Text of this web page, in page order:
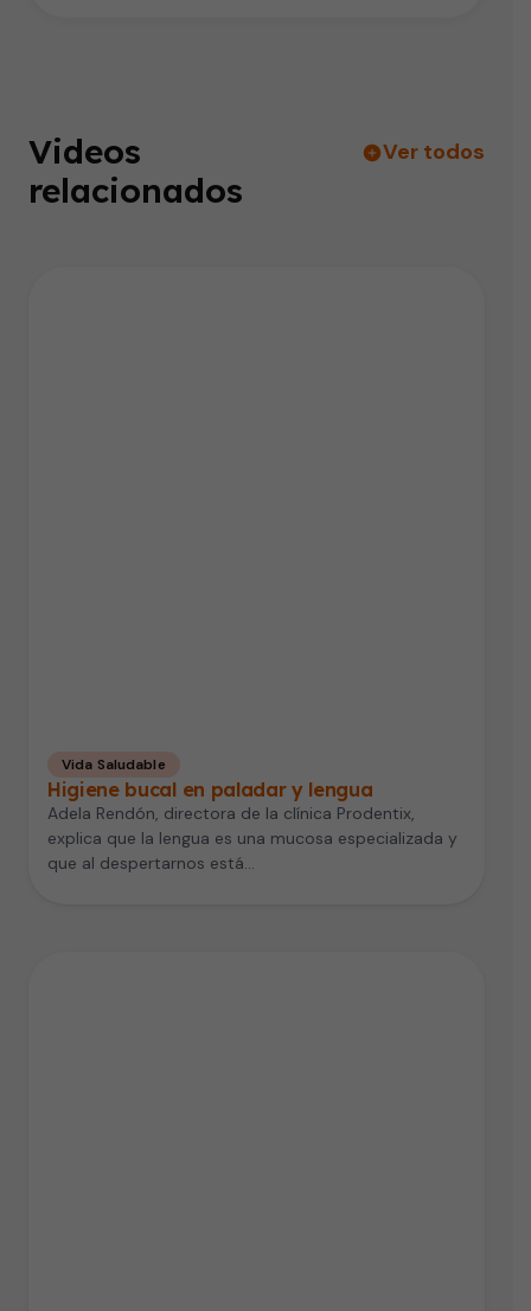
Videos
relacionados
Ver todos
Vida Saludable
Higiene bucal en paladar y lengua
Adela Rendón, directora de la clínica Prodentix,
explica que la lengua es una mucosa especializada y
que al despertarnos está…